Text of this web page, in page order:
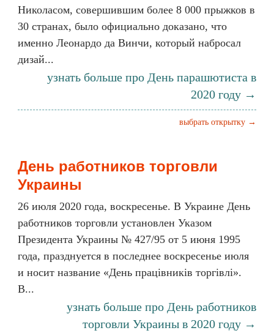
Николасом, совершившим более 8 000 прыжков в
30 странах, было официально доказано, что
именно Леонардо да Винчи, который набросал
дизай...
узнать больше про День парашютиста в
2020 году →
выбрать открытку →
День работников торговли
Украины
26 июля 2020 года, воскресенье. В Украине День
работников торговли установлен Указом
Президента Украины № 427/95 от 5 июня 1995
года, празднуется в последнее воскресенье июля
и носит название «День працівників торгівлі».
В...
узнать больше про День работников
торговли Украины в 2020 году →